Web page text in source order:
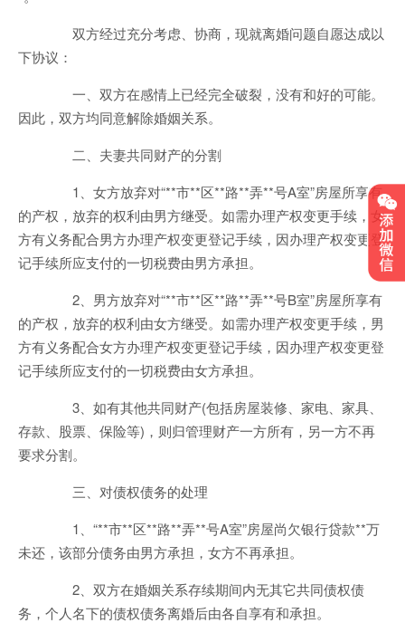
双方经过充分考虑、协商，现就离婚问题自愿达成以
下协议：
一、双方在感情上已经完全破裂，没有和好的可能。
因此，双方均同意解除婚姻关系。
二、夫妻共同财产的分割
1、女方放弃对“**市**区**路**弄**号A室”房屋所享有
的产权，放弃的权利由男方继受。如需办理产权变更手续，女
方有义务配合男方办理产权变更登记手续，因办理产权变更登
记手续所应支付的一切税费由男方承担。
2、男方放弃对“**市**区**路**弄**号B室”房屋所享有
的产权，放弃的权利由女方继受。如需办理产权变更手续，男
方有义务配合女方办理产权变更登记手续，因办理产权变更登
记手续所应支付的一切税费由女方承担。
3、如有其他共同财产(包括房屋装修、家电、家具、
存款、股票、保险等)，则归管理财产一方所有，另一方不再
要求分割。
三、对债权债务的处理
1、“**市**区**路**弄**号A室”房屋尚欠银行贷款**万
未还，该部分债务由男方承担，女方不再承担。
2、双方在婚姻关系存续期间内无其它共同债权债
务，个人名下的债权债务离婚后由各自享有和承担。